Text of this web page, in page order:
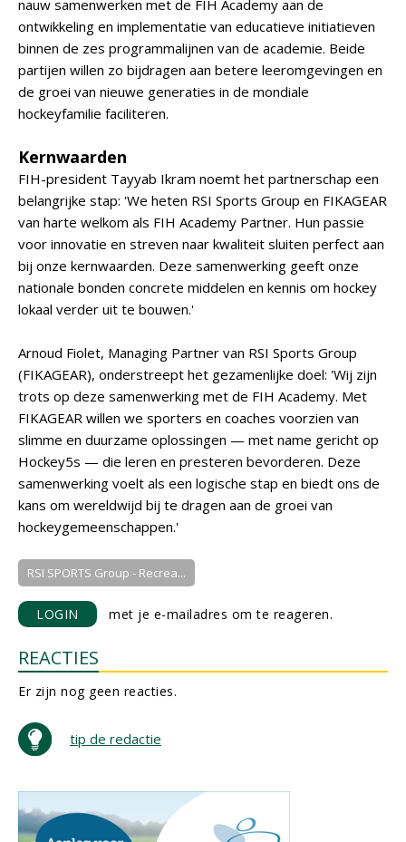
nauw samenwerken met de FIH Academy aan de
ontwikkeling en implementatie van educatieve initiatieven
binnen de zes programmalijnen van de academie. Beide
partijen willen zo bijdragen aan betere leeromgevingen en
de groei van nieuwe generaties in de mondiale
hockeyfamilie faciliteren.
Kernwaarden
FIH-president Tayyab Ikram noemt het partnerschap een
belangrijke stap: 'We heten RSI Sports Group en FIKAGEAR
van harte welkom als FIH Academy Partner. Hun passie
voor innovatie en streven naar kwaliteit sluiten perfect aan
bij onze kernwaarden. Deze samenwerking geeft onze
nationale bonden concrete middelen en kennis om hockey
lokaal verder uit te bouwen.'
Arnoud Fiolet, Managing Partner van RSI Sports Group
(FIKAGEAR), onderstreept het gezamenlijke doel: 'Wij zijn
trots op deze samenwerking met de FIH Academy. Met
FIKAGEAR willen we sporters en coaches voorzien van
slimme en duurzame oplossingen — met name gericht op
Hockey5s — die leren en presteren bevorderen. Deze
samenwerking voelt als een logische stap en biedt ons de
kans om wereldwijd bij te dragen aan de groei van
hockeygemeenschappen.'
RSI SPORTS Group - Recrea...
LOGIN met je e-mailadres om te reageren.
REACTIES
Er zijn nog geen reacties.
tip de redactie